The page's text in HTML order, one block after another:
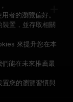
者的瀏覽偏好。
置，並存取相關
來提升您在本
能在未來推薦最
您的瀏覽習慣與